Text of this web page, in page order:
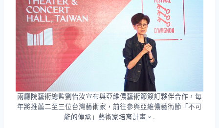
兩廳院藝術總監劉怡汝宣布與亞維儂藝術節簽訂夥伴合作，每
年將推薦二至三位台灣藝術家，前往參與亞維儂藝術節「不可
能的傳承」藝術家培育計畫。.